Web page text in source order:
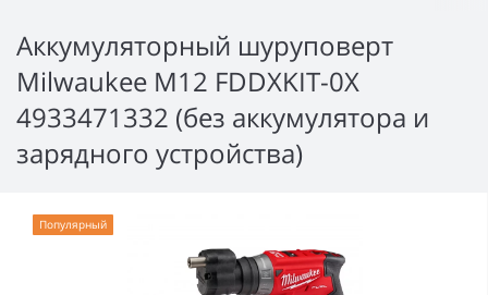
Аккумуляторный шуруповерт
Milwaukee M12 FDDXKIT-0X
4933471332 (без аккумулятора и
зарядного устройства)
Популярный